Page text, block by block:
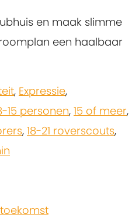
en maak slimme
een haalbaar
, Expressie,
15 personen, 15 of meer,
, 18-21 roverscouts,